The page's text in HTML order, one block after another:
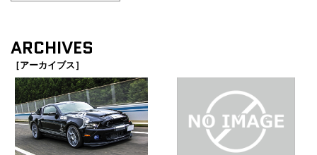
ARCHIVES
［アーカイブス］